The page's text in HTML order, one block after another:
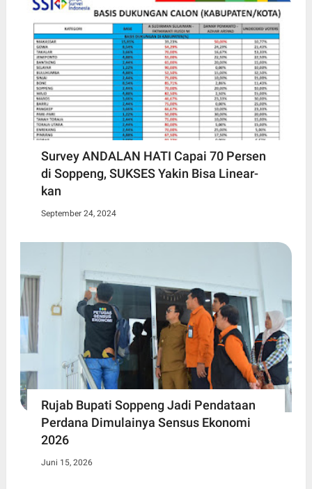
Survey ANDALAN HATI Capai 70 Persen
di Soppeng, SUKSES Yakin Bisa Linear-
kan
September 24, 2024
Rujab Bupati Soppeng Jadi Pendataan
Perdana Dimulainya Sensus Ekonomi
2026
Juni 15, 2026